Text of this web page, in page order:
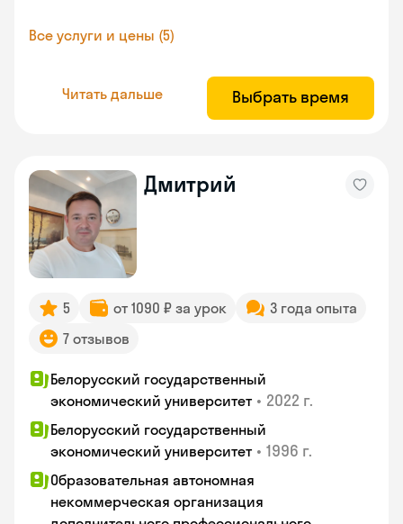
Все услуги и цены (5)
Читать дальше Выбрать время
Дмитрий
5 от 1090 ₽ за урок
3 года опыта
7 отзывов
Белорусский государственный
экономический университет • 2022 г.
Белорусский государственный
экономический университет • 1996 г.
Образовательная автономная
некоммерческая организация